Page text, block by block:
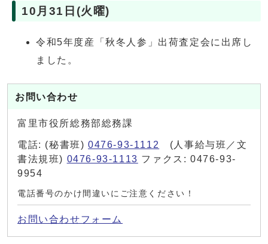
10月31日(火曜)
令和5年度産「秋冬人参」出荷査定会に出席し
ました。
お問い合わせ
富里市役所総務部総務課
電話: (秘書班) 0476-93-1112
(人事給与班／文
書法規班) 0476-93-1113 ファクス: 0476-93-
9954
電話番号のかけ間違いにご注意ください！
お問い合わせフォーム